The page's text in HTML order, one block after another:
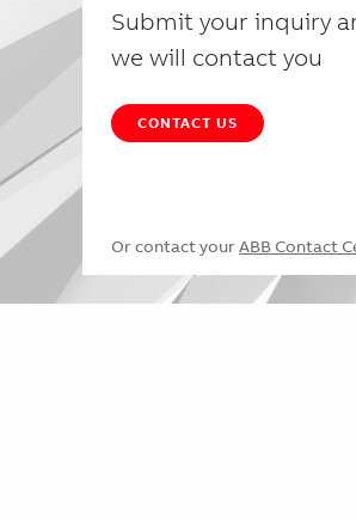
Submit your inquiry
we will contact you
CONTACT US
Or contact your ABB Contact